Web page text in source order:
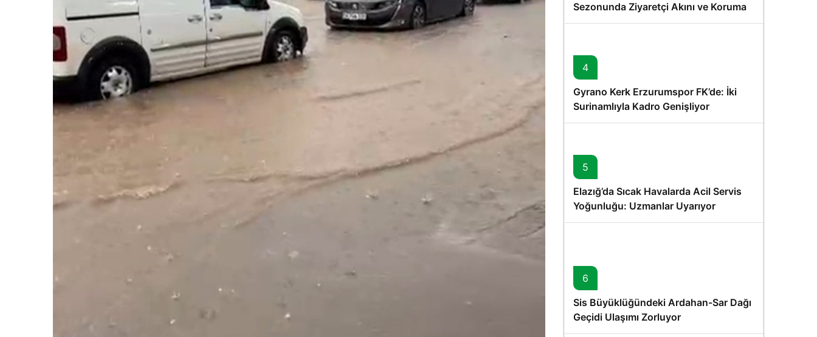
Sezonunda Ziyaretçi Akını ve Koruma
Vurgusu
4
Gyrano Kerk Erzurumspor FK’de: İki
Surinamlıyla Kadro Genişliyor
5
Elazığ’da Sıcak Havalarda Acil Servis
Yoğunluğu: Uzmanlar Uyarıyor
6
Sis Büyüklüğündeki Ardahan-Sar Dağı
Geçidi Ulaşımı Zorluyor